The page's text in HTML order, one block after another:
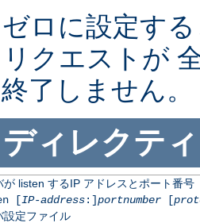
ロに設定す
クエストが
了しません。
ディレクテ
が listen するIP アドレスとポート番号
[IP-address:]portnumber[
設定ファイル